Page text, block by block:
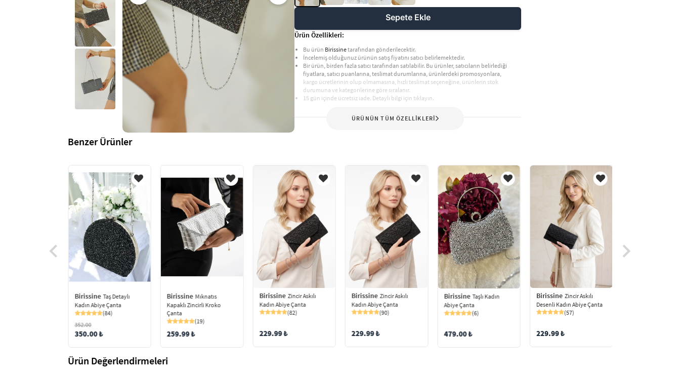
Sepete Ekle
Ürün Özellikleri:
Bu ürün Birissinetarafından gönderilecektir.
İncelemiş olduğunuz ürünün satış fiyatını satıcı belirlemektedir.
Bir ürün, birden fazla satıcı tarafından satılabilir. Bu ürünler, satıcıların belirlediği
fiyatlara, satıcı puanlarına, teslimat durumlarına, ürünlerdeki promosyonlara,
kargo ücretlerinin olup olmamasına, hızlı teslimat seçeneğine, ürünlerin stok
durumuna ve kategorilerine göre sıralanır.
15 gün içinde ücretsiz iade. Detaylı bilgi için tıklayın.
ÜRÜNÜN TÜM ÖZELLİKLERİ
Benzer Ürünler
Birissine Taş Detaylı
Kadın Abiye Çanta
(84)
352.00
350.00 ₺
Birissine Mıknatıs
Kapaklı Zincirli Kroko
Çanta
(19)
259.99 ₺
Birissine Zincir Askılı
Kadın Abiye Çanta
(82)
229.99 ₺
Birissine Zincir Askılı
Kadın Abiye Çanta
(90)
229.99 ₺
Birissine Taşlı Kadın
Abiye Çanta
(6)
479.00 ₺
Birissine Zincir Askılı
Desenli Kadın Abiye Çanta
(57)
229.99 ₺
Ürün Değerlendirmeleri